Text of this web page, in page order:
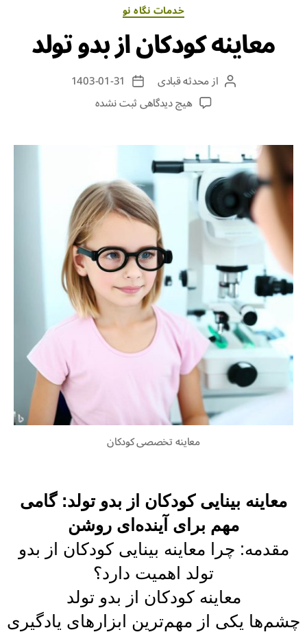
خدمات نگاه نو
معاینه کودکان از بدو تولد
ازمحدثه قبادی
1403-01-31
هیچ دیدگاهیثبت نشده
معاینه تخصصی کودکان
معاینه بینایی کودکان از بدو تولد: گامی
مهم برای آینده‌ای روشن
مقدمه: چرا معاینه بینایی کودکان از بدو
تولد اهمیت دارد؟
معاینه کودکان از بدو تولد
چشم‌ها یکی از مهم‌ترین ابزارهای یادگیری